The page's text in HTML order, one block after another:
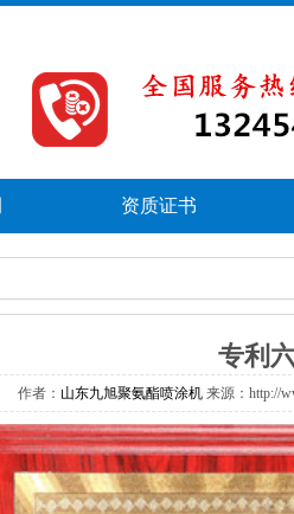
资质证书
专利
作者： 山东九旭聚氨酯喷涂机来源：http://